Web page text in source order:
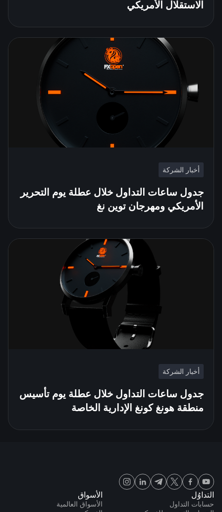
الاستقلال الأمريكي
أخبار الشركة
جدول ساعات التداول خلال عطلة يوم التحرير
الأمريكي ومهرجان توين نغ
أخبار الشركة
جدول ساعات التداول خلال عطلة يوم تأسيس
منطقة هونغ كونغ الإدارية الخاصة
التداوُل
حسابات التداول
الأسواق
الأسواق العالمية